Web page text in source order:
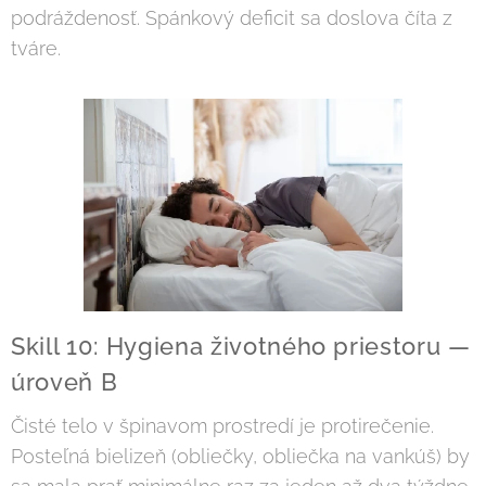
podráždenosť. Spánkový deficit sa doslova číta z
tváre.
Skill 10: Hygiena životného priestoru —
úroveň B
Čisté telo v špinavom prostredí je protirečenie.
Posteľná bielizeň (obliečky, obliečka na vankúš) by